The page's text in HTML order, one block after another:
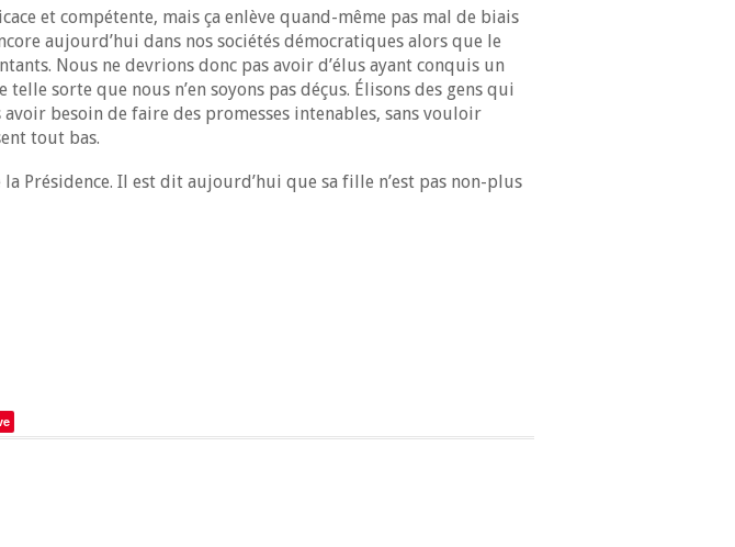
et compétente, mais ça enlève quand-même pas mal de biais
aujourd’hui dans nos sociétés démocratiques alors que le
Nous ne devrions donc pas avoir d’élus ayant conquis un
sorte que nous n’en soyons pas déçus. Élisons des gens qui
besoin de faire des promesses intenables, sans vouloir
tout bas.
Présidence. Il est dit aujourd’hui que sa fille n’est pas non-plus